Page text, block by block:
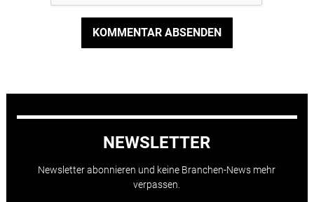
KOMMENTAR ABSENDEN
NEWSLETTER
Newsletter abonnieren und keine Branchen-News mehr
verpassen.